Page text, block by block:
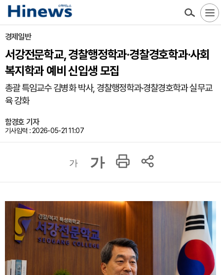
경제일반
서강전문학교, 경찰행정학과·경찰경호학과·사회
복지학과 예비 신입생 모집
총괄 특임교수 김병화 박사, 경찰행정학과·경찰경호학과 실무교
육 강화
함경호 기자
기사입력 : 2026-05-21 11:07
가 가